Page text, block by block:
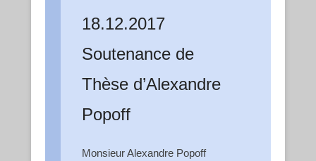
18.12.2017
Soutenance de
Thèse d’Alexandre
Popoff
Monsieur Alexandre Popoff